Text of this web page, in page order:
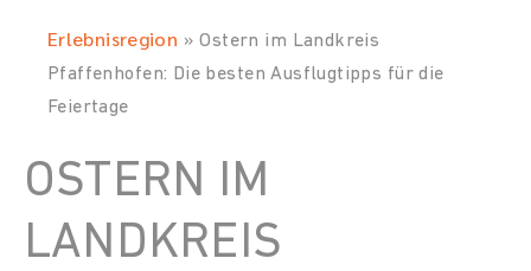
Erlebnisregion »Ostern im Landkreis
Pfaffenhofen: Die besten Ausflugtipps für die
Feiertage
OSTERN IM
LANDKREIS